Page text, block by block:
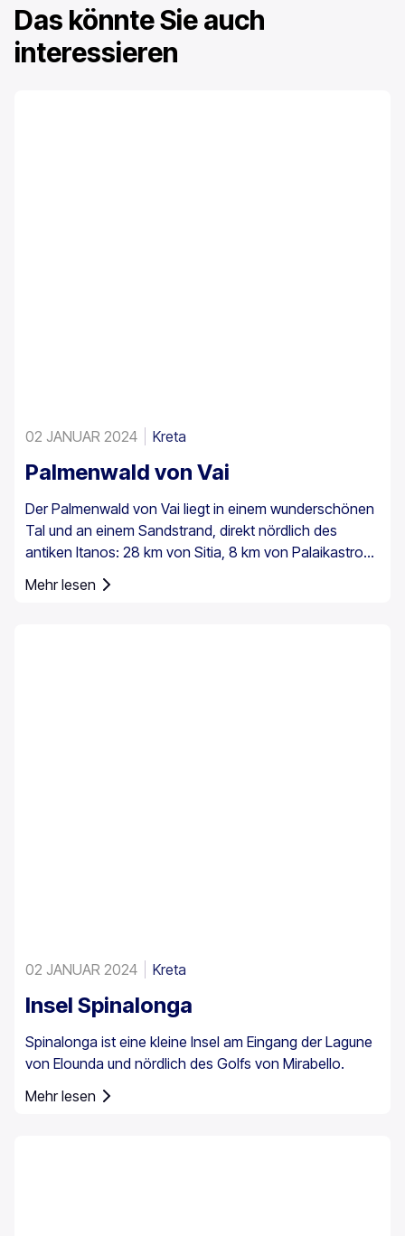
Das könnte Sie auch
interessieren
02 JANUAR 2024 Kreta
Palmenwald von Vai
Der Palmenwald von Vai liegt in einem wunderschönen
Tal und an einem Sandstrand, direkt nördlich des
antiken Itanos: 28 km von Sitia, 8 km von Palaikastro
entfernt. Mit einer Fläche von 200 Stremmata (50
Mehr lesen
02 JANUAR 2024 Kreta
Insel Spinalonga
Spinalonga ist eine kleine Insel am Eingang der Lagune
von Elounda und nördlich des Golfs von Mirabello.
Mehr lesen